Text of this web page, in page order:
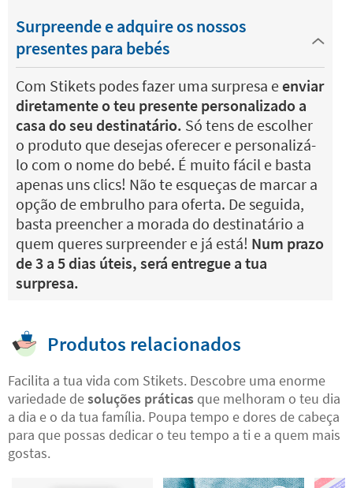
Surpreende e adquire os nossos
presentes para bebés
Com Stikets podes fazer uma surpresa eenviar
diretamente o teu presente personalizado a
casa do seu destinatário. Só tens de escolher
o produto que desejas oferecer e personalizá-
lo com o nome do bebé. É muito fácil e basta
apenas uns clics! Não te esqueças de marcar a
opção de embrulho para oferta. De seguida,
basta preencher a morada do destinatário a
quem queres surpreender e já está! Num prazo
de 3 a 5 dias úteis, será entregue a tua
surpresa.
Produtos relacionados
Facilita a tua vida com Stikets. Descobre uma enorme
variedade desoluções práticas que melhoram o teu dia
a dia e o da tua família. Poupa tempo e dores de cabeça
para que possas dedicar o teu tempo a ti e a quem mais
gostas.